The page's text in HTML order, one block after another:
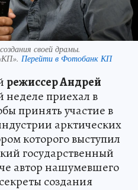
своей драмы.
Перейти в Фотобанк КП
режиссер Андрей
приехал в
принять участие в
арктических
которого выступил
государственный
автор нашумевшего
создания